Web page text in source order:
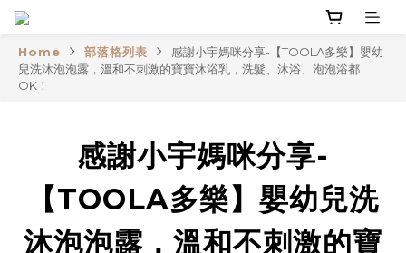
Home 部落格列表
感謝小宇媽咪分享-【TOOLA多樂】嬰幼
兒洗沐泡泡露，溫和不刺激的寶寶沐浴乳，洗髮、沐浴、泡泡浴都
OK！
感謝小宇媽咪分享-
【TOOLA多樂】嬰幼兒洗
沐泡泡露，溫和不刺激的寶